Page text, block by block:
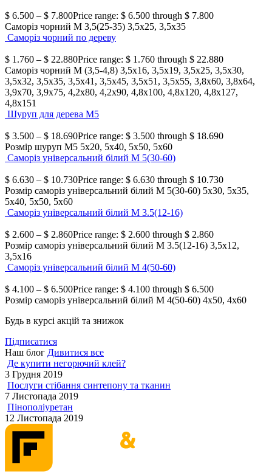
$ 6.500 – $ 7.800Price range: $ 6.500 through $ 7.800
Саморіз чорний М 3,5(25-35) 3,5х25, 3,5х35
Саморіз чорний по дереву
$ 1.760 – $ 22.880Price range: $ 1.760 through $ 22.880
Саморіз чорний М (3,5-4,8) 3,5х16, 3,5х19, 3,5х25, 3,5х30,
3,5х32, 3,5х35, 3,5х41, 3,5х45, 3,5х51, 3,5х55, 3,8х60, 3,8х64,
3,9х70, 3,9х75, 4,2х80, 4,2х90, 4,8х100, 4,8х120, 4,8х127,
4,8х151
Шуруп для дерева М5
$ 3.500 – $ 18.690Price range: $ 3.500 through $ 18.690
Розмір шуруп М5 5х20, 5х40, 5х50, 5х60
Саморіз універсальний білий М 5(30-60)
$ 6.630 – $ 10.730Price range: $ 6.630 through $ 10.730
Розмір саморіз універсальний білий М 5(30-60) 5х30, 5х35,
5х40, 5х50, 5х60
Саморіз універсальний білий М 3.5(12-16)
$ 2.600 – $ 2.860Price range: $ 2.600 through $ 2.860
Розмір саморіз універсальний білий М 3.5(12-16) 3,5х12,
3,5х16
Саморіз універсальний білий М 4(50-60)
$ 4.100 – $ 6.500Price range: $ 4.100 through $ 6.500
Розмір саморіз універсальний білий М 4(50-60) 4х50, 4х60
Будь в курсі акцій та знижок
Підписатися
Наш блог Дивитися все
Де купити негорючий клей?
3 Грудня 2019
Послуги стібання синтепону та тканин
7 Листопада 2019
Пінополіуретан
12 Листопада 2019